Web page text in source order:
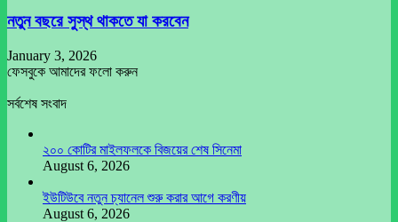
নতুন বছরে সুস্থ থাকতে যা করবেন
January 3, 2026
ফেসবুকে আমাদের ফলো করুন
সর্বশেষ সংবাদ
২০০ কোটির মাইলফলকে বিজয়ের শেষ সিনেমা
August 6, 2026
ইউটিউবে নতুন চ্যানেল শুরু করার আগে করণীয়
August 6, 2026